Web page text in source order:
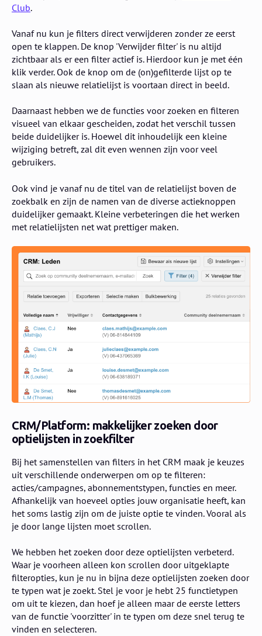
Club.
Vanaf nu kun je filters direct verwijderen zonder ze eerst
open te klappen. De knop 'Verwijder filter' is nu altijd
zichtbaar als er een filter actief is. Hierdoor kun je met één
klik verder. Ook de knop om de (on)gefilterde lijst op te
slaan als nieuwe relatielijst is voortaan direct in beeld.
Daarnaast hebben we de functies voor zoeken en filteren
visueel van elkaar gescheiden, zodat het verschil tussen
beide duidelijker is. Hoewel dit inhoudelijk een kleine
wijziging betreft, zal dit even wennen zijn voor veel
gebruikers.
Ook vind je vanaf nu de titel van de relatielijst boven de
zoekbalk en zijn de namen van de diverse actieknoppen
duidelijker gemaakt. Kleine verbeteringen die het werken
met relatielijsten net wat prettiger maken.
CRM/Platform: makkelijker zoeken door
optielijsten in zoekfilter
Bij het samenstellen van filters in het CRM maak je keuzes
uit verschillende onderwerpen om op te filteren:
acties/campagnes, abonnementstypen, functies en meer.
Afhankelijk van hoeveel opties jouw organisatie heeft, kan
het soms lastig zijn om de juiste optie te vinden. Vooral als
je door lange lijsten moet scrollen.
We hebben het zoeken door deze optielijsten verbeterd.
Waar je voorheen alleen kon scrollen door uitgeklapte
filteropties, kun je nu in bijna deze optielijsten zoeken door
te typen wat je zoekt. Stel je voor je hebt 25 functietypen
om uit te kiezen, dan hoef je alleen maar de eerste letters
van de functie 'voorzitter' in te typen om deze snel terug te
vinden en selecteren.